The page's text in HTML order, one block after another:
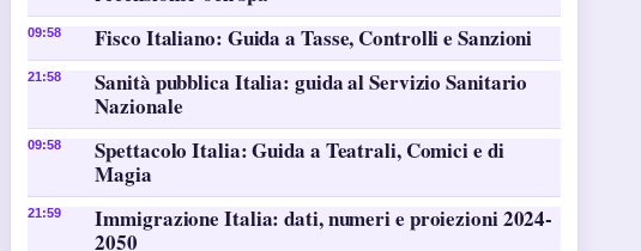
09:58 Fisco Italiano: Guida a Tasse, Controlli e Sanzioni
21:58
Sanità pubblica Italia: guida al Servizio Sanitario
Nazionale
09:58
Spettacolo Italia: Guida a Teatrali, Comici e di
Magia
21:59
Immigrazione Italia: dati, numeri e proiezioni 2024-
2050